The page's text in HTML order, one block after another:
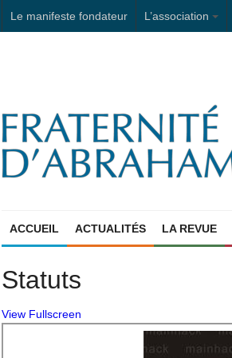
Le manifeste fondateur L’association
ACCUEIL ACTUALITÉS LA REVUE
Statuts
View Fullscreen